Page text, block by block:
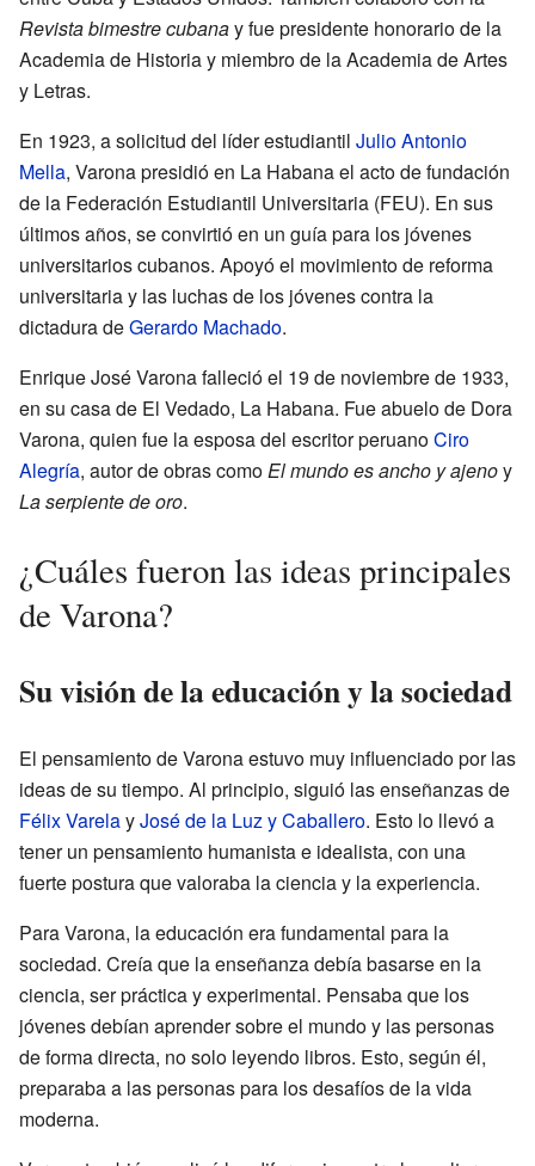
Revista bimestre cubanay fue presidente honorario de la
Academia de Historia y miembro de la Academia de Artes
y Letras.
En 1923, a solicitud del líder estudiantil Julio Antonio
Mella, Varona presidió en La Habana el acto de fundación
de la Federación Estudiantil Universitaria (FEU). En sus
últimos años, se convirtió en un guía para los jóvenes
universitarios cubanos. Apoyó el movimiento de reforma
universitaria y las luchas de los jóvenes contra la
dictadura deGerardo Machado.
Enrique José Varona falleció el 19 de noviembre de 1933,
en su casa de El Vedado, La Habana. Fue abuelo de Dora
Varona, quien fue la esposa del escritor peruanoCiro
Alegría, autor de obras comoEl mundo es ancho y ajenoy
La serpiente de oro.
¿Cuáles fueron las ideas principales
de Varona?
Su visión de la educación y la sociedad
El pensamiento de Varona estuvo muy influenciado por las
ideas de su tiempo. Al principio, siguió las enseñanzas de
Félix VarelayJosé de la Luz y Caballero. Esto lo llevó a
tener un pensamiento humanista e idealista, con una
fuerte postura que valoraba la ciencia y la experiencia.
Para Varona, la educación era fundamental para la
sociedad. Creía que la enseñanza debía basarse en la
ciencia, ser práctica y experimental. Pensaba que los
jóvenes debían aprender sobre el mundo y las personas
de forma directa, no solo leyendo libros. Esto, según él,
preparaba a las personas para los desafíos de la vida
moderna.